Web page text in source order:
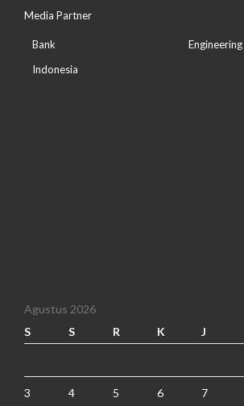
Media Partner
Bank
Indonesia
Engineering
Agustus 2026
S
S R K J
3 4 5 6 7